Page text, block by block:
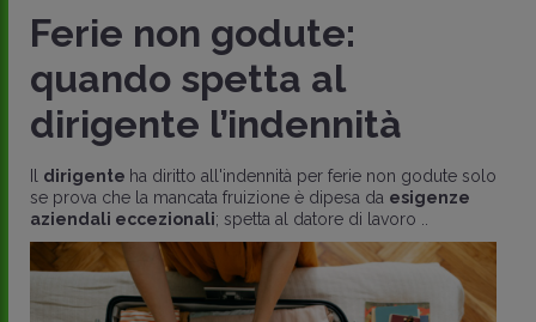
Ferie non godute:
quando spetta al
dirigente l’indennità
dirigente ha diritto all'indennità per ferie non godute solo
se prova che la mancata fruizione è dipesa da esigenze
aziendali eccezionali; spetta al datore di lavoro ..